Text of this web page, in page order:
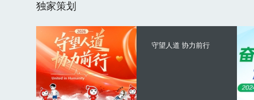
独家策划
守望人道 协力前行